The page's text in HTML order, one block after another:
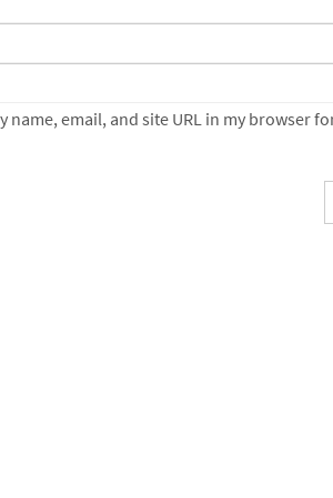
name, email, and site URL in my browser